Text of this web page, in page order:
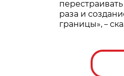
раза и
границы», –